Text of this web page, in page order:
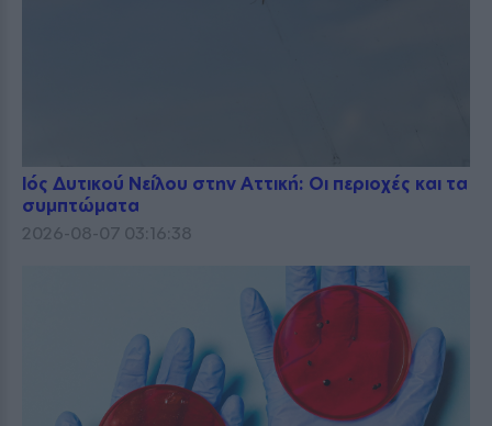
Ιός Δυτικού Νείλου στην Αττική: Οι περιοχές και τα
συμπτώματα
2026-08-07 03:16:38